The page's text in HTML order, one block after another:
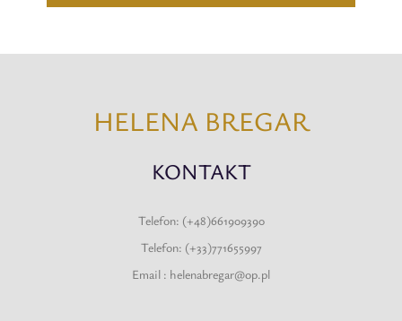
HELENA BREGAR
KONTAKT
Telefon: (+48)661909390
Telefon: (+33)771655997
Email : helenabregar@op.pl